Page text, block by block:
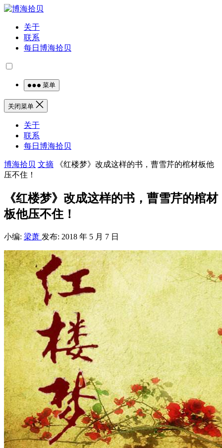
关于
联系
每日博海拾贝
菜单
关闭菜单
关于
联系
每日博海拾贝
博海拾贝 文摘
《红楼梦》改成这样的书，曹雪芹的棺材板他
压不住！
《红楼梦》改成这样的书，曹雪芹的棺材
板他压不住！
小编: 梁萧 发布: 2018 年 5 月 7 日